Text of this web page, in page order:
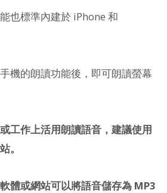
也標準內建於 iPhone 和
機的朗讀功能後，即可朗讀螢幕
工作上活用朗讀語音，建議使用
。
體或網站可以將語音儲存為 MP3